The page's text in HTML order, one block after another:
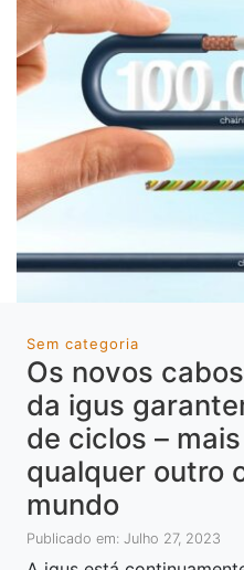
Sem categoria
Os novos
da igus
de ciclos –
qualquer outro
mundo
Publicado em: Julho 27, 2023